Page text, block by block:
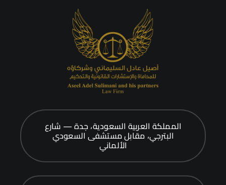
المملكة العربية السعودية، جدة — شارع
البترجي، مقابل مستشفى السعودي
الألماني